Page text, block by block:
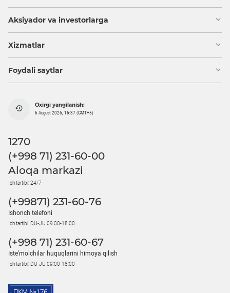
Aksiyador va investorlarga
Xizmatlar
Foydali saytlar
Oxirgi yangilanish:
6 August 2026, 16:37 (GMT+5)
1270
(+998 71) 231-60-00
Aloqa markazi
Ish tartibi: 24/7
(+99871) 231-60-76
Ishonch telefoni
Ish tartibi: DU-JU 09:00-18:00
(+998 71) 231-60-67
Iste'molchilar huquqlarini himoya qilish
Ish tartibi: DU-JU 09:00-18:00